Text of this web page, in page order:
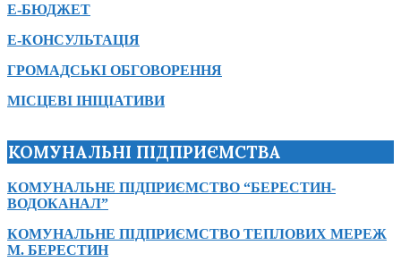
Е-БЮДЖЕТ
Е-КОНСУЛЬТАЦІЯ
ГРОМАДСЬКІ ОБГОВОРЕННЯ
МІСЦЕВІ ІНІЦІАТИВИ
КОМУНАЛЬНІ ПІДПРИЄМСТВА
КОМУНАЛЬНЕ ПІДПРИЄМСТВО “БЕРЕСТИН-
ВОДОКАНАЛ”
КОМУНАЛЬНЕ ПІДПРИЄМСТВО ТЕПЛОВИХ МЕРЕЖ
М. БЕРЕСТИН